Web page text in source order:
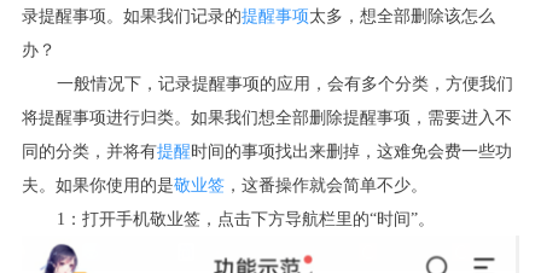
录提醒事项。如果我们记录的提醒事项太多，想全部删除该怎么
办？
一般情况下，记录提醒事项的应用，会有多个分类，方便我们
将提醒事项进行归类。如果我们想全部删除提醒事项，需要进入不
同的分类，并将有提醒时间的事项找出来删掉，这难免会费一些功
夫。如果你使用的是敬业签，这番操作就会简单不少。
1：打开手机敬业签，点击下方导航栏里的“时间”。